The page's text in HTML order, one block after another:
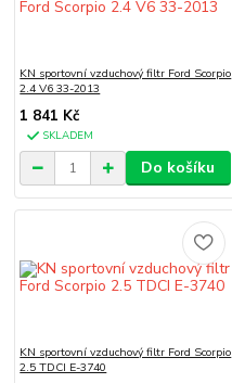
KN sportovní vzduchový filtr Ford Scorpio
2.4 V6 33-2013
1 841 Kč
SKLADEM
Do košíku
KN sportovní vzduchový filtr Ford Scorpio
2.5 TDCI E-3740